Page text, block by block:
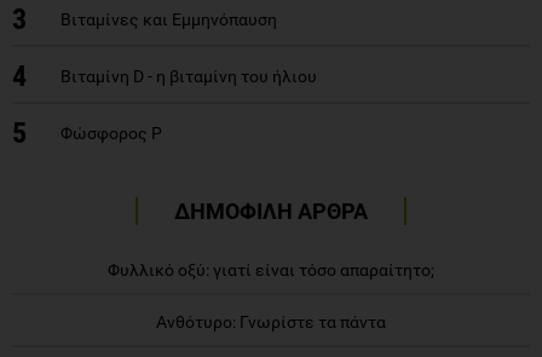
3 Βιταμίνες και Εμμηνόπαυση
4 Βιταμίνη D - η βιταμίνη του ήλιου
5 Φώσφορος P
ΔΗΜΟΦΙΛΗ ΑΡΘΡΑ
Φυλλικό οξύ: γιατί είναι τόσο απαραίτητο;
Ανθότυρο: Γνωρίστε τα πάντα